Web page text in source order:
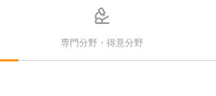
専門分野・得意分野